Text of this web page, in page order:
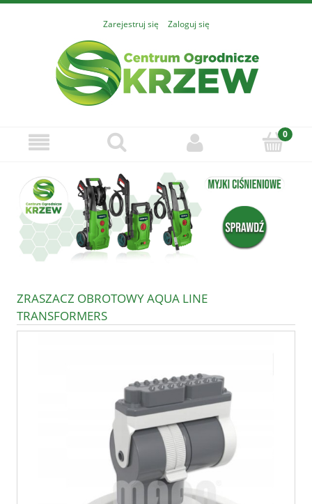
Zarejestruj się Zaloguj się
ZRASZACZ OBROTOWY AQUA LINE
TRANSFORMERS